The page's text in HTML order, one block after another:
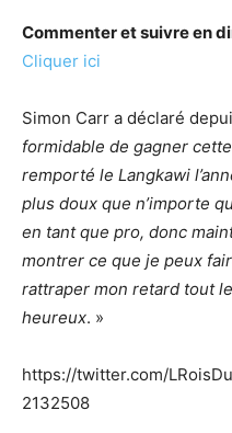
Commenter et suivre en
Cliquer ici
Simon Carr a déclaré
formidable de gagner
remporté le Langkawi
plus doux que n’importe
en tant que pro, donc
montrer ce que je peux
rattraper mon retard tout
heureux. »
https://twitter.com/
2132508